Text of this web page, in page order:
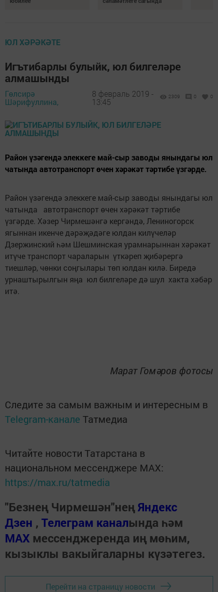
ЮЛ ХӘРӘКӘТЕ
Игътибарлы булыйк, юл билгеләре
алмашынды
Гөлсирә
Шәрифуллина,
8 февраль 2019 -
13:45
2309 0 0
Район үзәгендә элеккеге май-сыр заводы янындагы юл
чатында автотранспорт өчен хәрәкәт тәртибе үзгәрде.
Район үзәгендә элеккеге май-сыр заводы янындагы юл
чатында автотранспорт өчен хәрәкәт тәртибе
үзгәрде. Хәзер Чирмешәнгә кергәндә, Лениногорск
ягыннан икенче дәрәҗәдәге юлдан килүчеләр
Дзержинский һәм Шешминская урамнарыннан хәрәкәт
итүче транспорт чараларын үткәреп җибәрергә
тиешләр, чөнки соңгылары төп юлдан килә. Биредә
урнаштырылгын яңа юл билгеләре дә шул хакта хәбәр
итә.
Марат Гомәров фотосы
Следите за самым важным и интересным в
Telegram-канале Татмедиа
Читайте новости Татарстана в
национальном мессенджере MАХ:
https://max.ru/tatmedia
"Безнең Чирмешән"неңЯндекс
Дзен , Телеграм каналында һәм
МАХ мессенджеренда иң мөһим,
кызыклы вакыйгаларны күзәтегез.
Перейти на страницу новости